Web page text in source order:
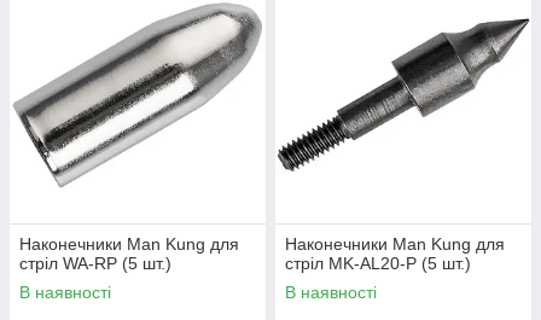
Наконечники Man Kung для
стріл WA-RP (5 шт.)
В наявності
Наконечники Man Kung для
стріл MK-AL20-P (5 шт.)
В наявності